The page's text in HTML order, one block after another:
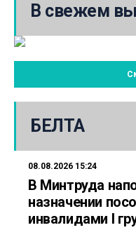
В свежем
БЕЛТА
08.08.2026 15:24
В Минтруда
назначении
инвалидами I